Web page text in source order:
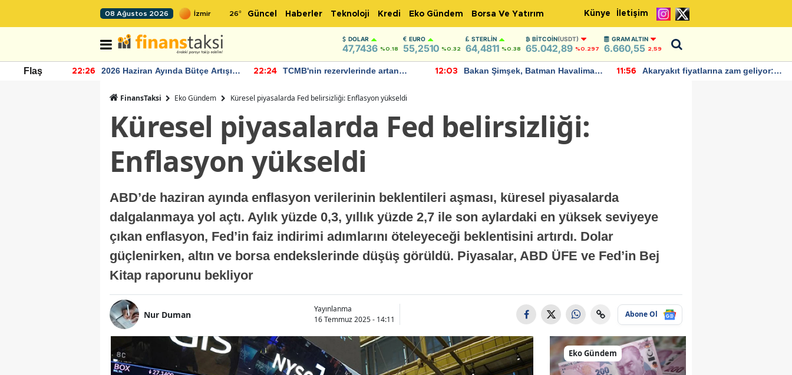
08 Ağustos 2026 26° Güncel Haberler Teknoloji Kredi Eko Gündem Borsa Ve Yatırım Künye İletişim
DOLAR
47,7436 %0.18
EURO
55,2510 %0.32
STERLIN
64,4811 %0.38
BITCOIN(USDT)
65.042,89 %0.297
GRAM ALTIN
6.660,55 2,59
Flaş 22:26
2026 Haziran Ayında Bütçe Artışı
22:24
TCMB'nin rezervlerinde artan
12:03
Bakan Şimşek, Batman Havalimanı
11:56
Akaryakıt fiyatlarına zam geliyor:
FinansTaksi Eko Gündem Küresel piyasalarda Fed belirsizliği: Enflasyon yükseldi
Küresel piyasalarda Fed belirsizliği:
Enflasyon yükseldi
ABD’de haziran ayında enflasyon verilerinin beklentileri aşması, küresel piyasalarda
dalgalanmaya yol açtı. Aylık yüzde 0,3, yıllık yüzde 2,7 ile son aylardaki en yüksek seviyeye
çıkan enflasyon, Fed’in faiz indirimi adımlarını öteleyeceği beklentisini artırdı. Dolar
güçlenirken, altın ve borsa endekslerinde düşüş görüldü. Piyasalar, ABD ÜFE ve Fed’in Bej
Kitap raporunu bekliyor
Nur Duman
Yayınlanma
16 Temmuz 2025 - 14:11
Abone Ol
Eko Gündem